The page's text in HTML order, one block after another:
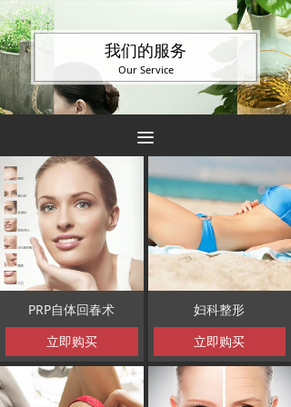
我们的服务
Our Service
끀
PRP自体回春术
立即购买
妇科整形
立即购买